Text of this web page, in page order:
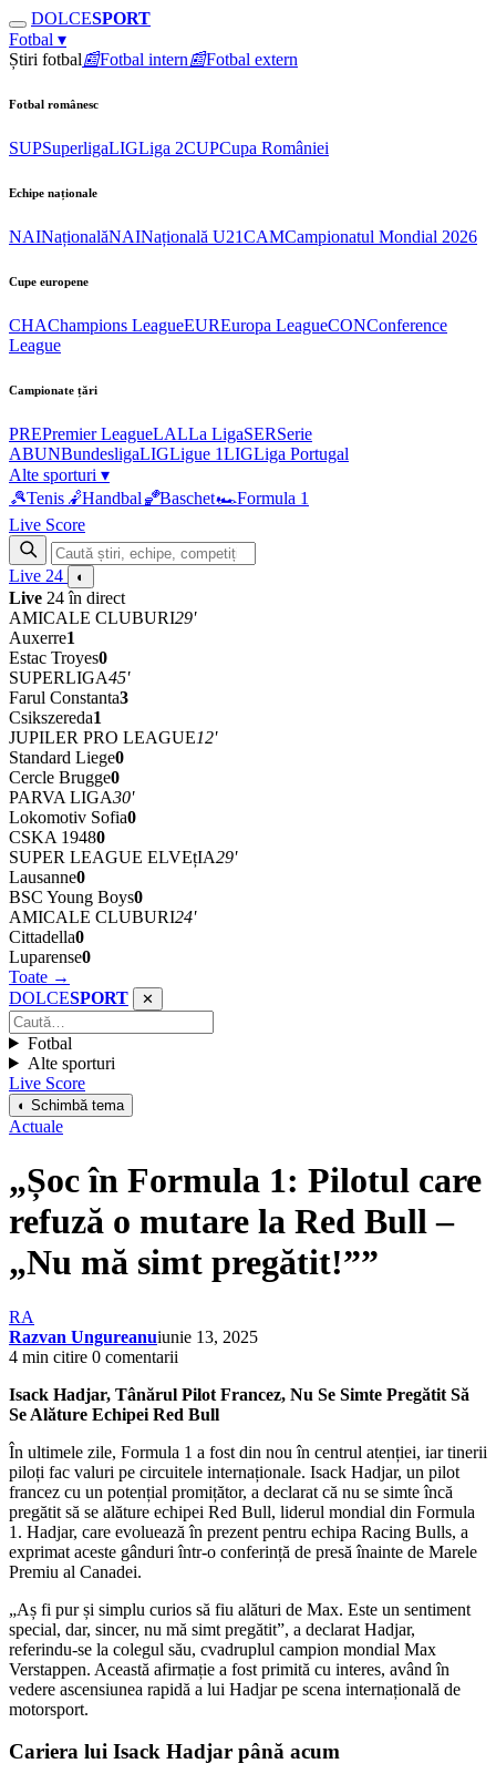
DOLCESPORT
Fotbal ▾
Știri fotbal📰Fotbal intern📰Fotbal extern
Fotbal românesc
SUPSuperligaLIGLiga 2CUPCupa României
Echipe naționale
NAINaționalăNAINațională U21CAMCampionatul Mondial 2026
Cupe europene
CHAChampions LeagueEUREuropa LeagueCONConference
League
Campionate țări
PREPremier LeagueLALLa LigaSERSerie
ABUNBundesligaLIGLigue 1LIGLiga Portugal
Alte sporturi ▾
🎾Tenis 🤾Handbal🏀Baschet🏎Formula 1
Live Score
Live 24 ◐
Live 24 în direct
AMICALE CLUBURI29'
Auxerre1
Estac Troyes0
SUPERLIGA45'
Farul Constanta3
Csikszereda1
JUPILER PRO LEAGUE12'
Standard Liege0
Cercle Brugge0
PARVA LIGA30'
Lokomotiv Sofia0
CSKA 19480
SUPER LEAGUE ELVEțIA29'
Lausanne0
BSC Young Boys0
AMICALE CLUBURI24'
Cittadella0
Luparense0
Toate →
DOLCESPORT ✕
Fotbal
Alte sporturi
Live Score
◐ Schimbă tema
Actuale
„Șoc în Formula 1: Pilotul care
refuză o mutare la Red Bull –
„Nu mă simt pregătit!””
RA
Razvan Ungureanuiunie 13, 2025
4 min citire 0 comentarii
Isack Hadjar, Tânărul Pilot Francez, Nu Se Simte Pregătit Să
Se Alăture Echipei Red Bull
În ultimele zile, Formula 1 a fost din nou în centrul atenției, iar tinerii
piloți fac valuri pe circuitele internaționale. Isack Hadjar, un pilot
francez cu un potențial promițător, a declarat că nu se simte încă
pregătit să se alăture echipei Red Bull, liderul mondial din Formula
1. Hadjar, care evoluează în prezent pentru echipa Racing Bulls, a
exprimat aceste gânduri într-o conferință de presă înainte de Marele
Premiu al Canadei.
„Aș fi pur și simplu curios să fiu alături de Max. Este un sentiment
special, dar, sincer, nu mă simt pregătit”, a declarat Hadjar,
referindu-se la colegul său, cvadruplul campion mondial Max
Verstappen. Această afirmație a fost primită cu interes, având în
vedere ascensiunea rapidă a lui Hadjar pe scena internațională de
motorsport.
Cariera lui Isack Hadjar până acum